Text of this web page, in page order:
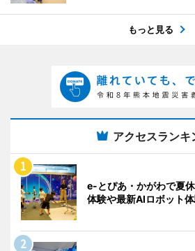
もっと見る
アクセスランキ
e-とぴあ・かがわで夏
体験や最新AIロボット